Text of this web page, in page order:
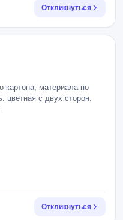
Откликнуться
картона, материала по
цветная с двух сторон.
Откликнуться